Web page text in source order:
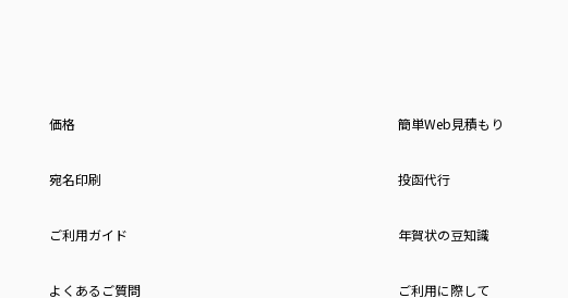
価格 簡単Web見積もり
宛名印刷 投函代行
ご利用ガイド 年賀状の豆知識
よくあるご質問 ご利用に際して